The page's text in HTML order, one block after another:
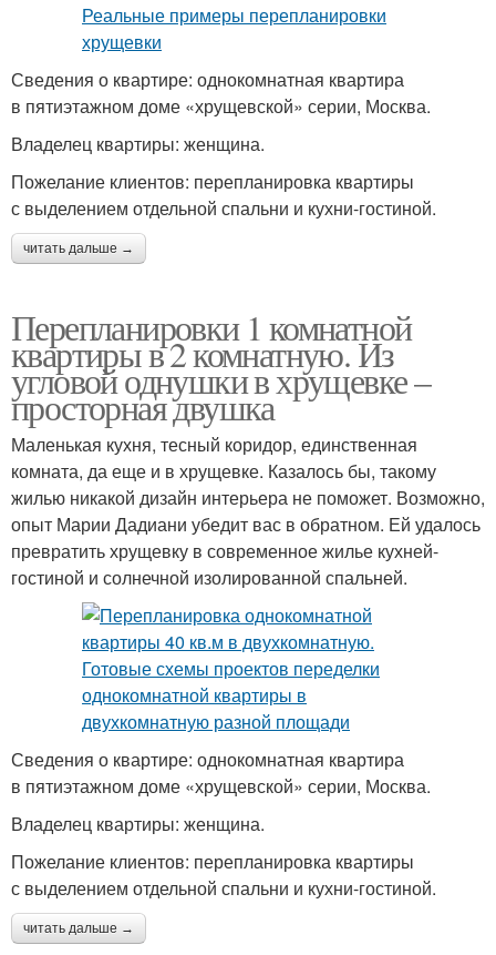
Сведения о квартире: однокомнатная квартира
в пятиэтажном доме «хрущевской» серии, Москва.
Владелец квартиры: женщина.
Пожелание клиентов: перепланировка квартиры
с выделением отдельной спальни и кухни-гостиной.
читать дальше →
Перепланировки 1 комнатной
квартиры в 2 комнатную. Из
угловой однушки в хрущевке –
просторная двушка
Маленькая кухня, тесный коридор, единственная
комната, да еще и в хрущевке. Казалось бы, такому
жилью никакой дизайн интерьера не поможет. Возможно,
опыт Марии Дадиани убедит вас в обратном. Ей удалось
превратить хрущевку в современное жилье кухней-
гостиной и солнечной изолированной спальней.
Сведения о квартире: однокомнатная квартира
в пятиэтажном доме «хрущевской» серии, Москва.
Владелец квартиры: женщина.
Пожелание клиентов: перепланировка квартиры
с выделением отдельной спальни и кухни-гостиной.
читать дальше →